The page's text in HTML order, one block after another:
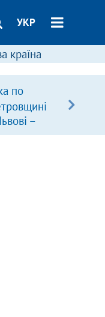
УКР
країна
по
–